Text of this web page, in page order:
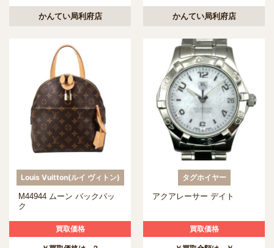
かんてい局利府店 かんてい局利府店
Louis Vuitton(ルイ ヴィトン)
M44944 ムーン バックパッ
ク
買取価格
タグホイヤー
アクアレーサー デイト
買取価格